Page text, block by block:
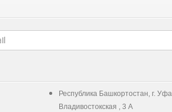
Республика Башкортостан, г.
Владивостокская , 3 А